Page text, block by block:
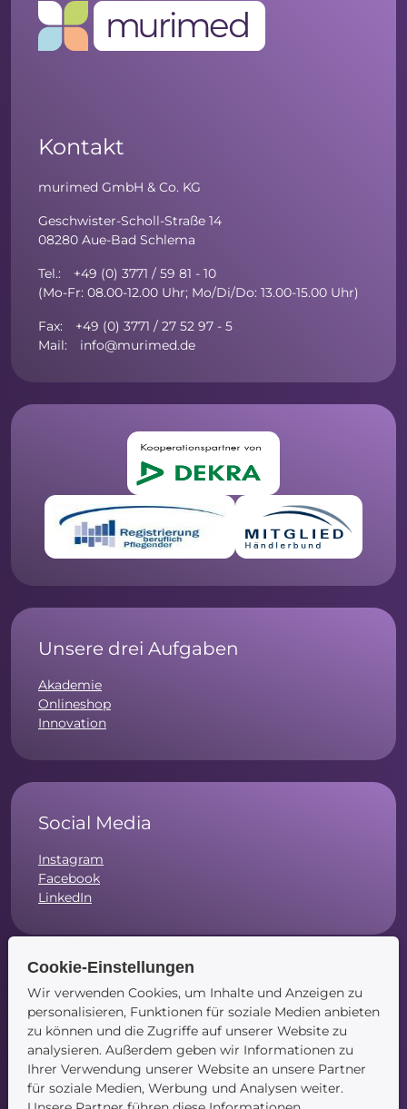
Kontakt
murimed GmbH & Co. KG
Geschwister-Scholl-Straße 14
08280 Aue-Bad Schlema
Tel.: +49 (0) 3771 / 59 81 - 10
(Mo-Fr: 08.00-12.00 Uhr; Mo/Di/Do: 13.00-15.00 Uhr)
Fax: +49 (0) 3771 / 27 52 97 - 5
Mail: info@murimed.de
Unsere drei Aufgaben
Akademie
Onlineshop
Innovation
Social Media
Instagram
Facebook
LinkedIn
Navigation
Startseite
Blog
Kontakt
Cookie-Einstellungen
Wir verwenden Cookies, um Inhalte und Anzeigen zu
personalisieren, Funktionen für soziale Medien anbieten
zu können und die Zugriffe auf unserer Website zu
analysieren. Außerdem geben wir Informationen zu
Ihrer Verwendung unserer Website an unsere Partner
für soziale Medien, Werbung und Analysen weiter.